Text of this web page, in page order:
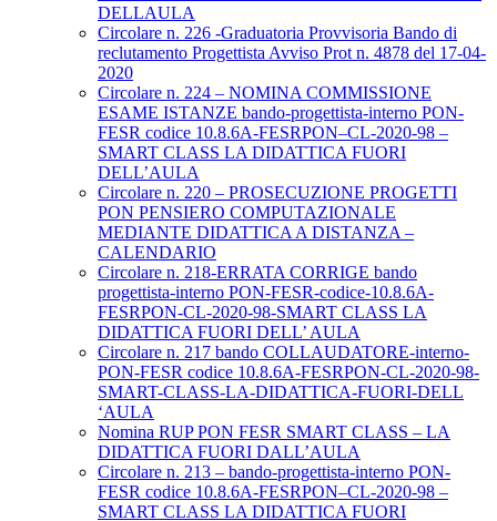
DELLAULA
Circolare n. 226 -Graduatoria Provvisoria Bando di
reclutamento Progettista Avviso Prot n. 4878 del 17-04-
2020
Circolare n. 224 – NOMINA COMMISSIONE
ESAME ISTANZE bando-progettista-interno PON-
FESR codice 10.8.6A-FESRPON–CL-2020-98 –
SMART CLASS LA DIDATTICA FUORI
DELL’AULA
Circolare n. 220 – PROSECUZIONE PROGETTI
PON PENSIERO COMPUTAZIONALE
MEDIANTE DIDATTICA A DISTANZA –
CALENDARIO
Circolare n. 218-ERRATA CORRIGE bando
progettista-interno PON-FESR-codice-10.8.6A-
FESRPON-CL-2020-98-SMART CLASS LA
DIDATTICA FUORI DELL’ AULA
Circolare n. 217 bando COLLAUDATORE-interno-
PON-FESR codice 10.8.6A-FESRPON-CL-2020-98-
SMART-CLASS-LA-DIDATTICA-FUORI-DELL
‘AULA
Nomina RUP PON FESR SMART CLASS – LA
DIDATTICA FUORI DALL’AULA
Circolare n. 213 – bando-progettista-interno PON-
FESR codice 10.8.6A-FESRPON–CL-2020-98 –
SMART CLASS LA DIDATTICA FUORI